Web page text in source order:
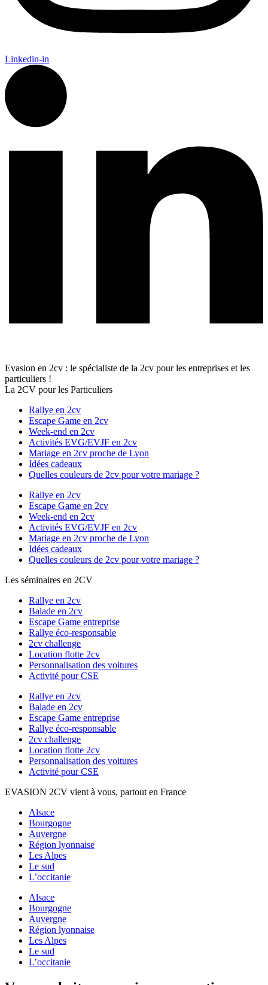
Linkedin-in
Evasion en 2cv : le spécialiste de la 2cv pour les entreprises et les
particuliers !
La 2CV pour les Particuliers
Rallye en 2cv
Escape Game en 2cv
Week-end en 2cv
Activités EVG/EVJF en 2cv
Mariage en 2cv proche de Lyon
Idées cadeaux
Quelles couleurs de 2cv pour votre mariage ?
Rallye en 2cv
Escape Game en 2cv
Week-end en 2cv
Activités EVG/EVJF en 2cv
Mariage en 2cv proche de Lyon
Idées cadeaux
Quelles couleurs de 2cv pour votre mariage ?
Les séminaires en 2CV
Rallye en 2cv
Balade en 2cv
Escape Game entreprise
Rallye éco-responsable
2cv challenge
Location flotte 2cv
Personnalisation des voitures
Activité pour CSE
Rallye en 2cv
Balade en 2cv
Escape Game entreprise
Rallye éco-responsable
2cv challenge
Location flotte 2cv
Personnalisation des voitures
Activité pour CSE
EVASION 2CV vient à vous, partout en France
Alsace
Bourgogne
Auvergne
Région lyonnaise
Les Alpes
Le sud
L’occitanie
Alsace
Bourgogne
Auvergne
Région lyonnaise
Les Alpes
Le sud
L’occitanie